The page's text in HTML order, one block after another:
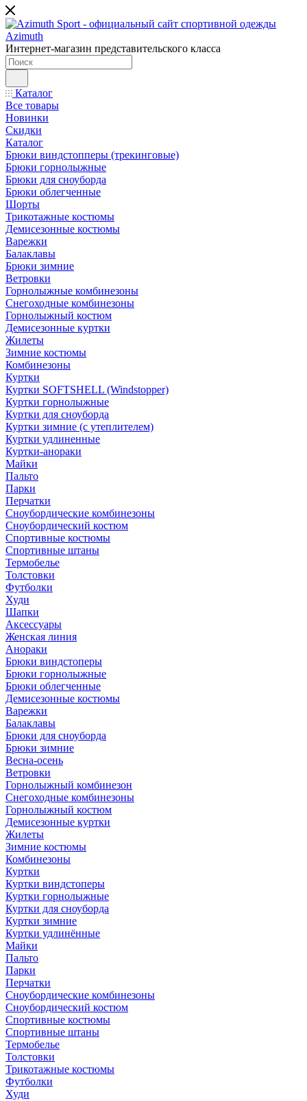
Интернет-магазин представительского класса
Каталог
Все товары
Новинки
Скидки
Каталог
Брюки виндстопперы (трекинговые)
Брюки горнолыжные
Брюки для сноуборда
Брюки облегченные
Шорты
Трикотажные костюмы
Демисезонные костюмы
Варежки
Балаклавы
Брюки зимние
Ветровки
Горнолыжные комбинезоны
Снегоходные комбинезоны
Горнолыжный костюм
Демисезонные куртки
Жилеты
Зимние костюмы
Комбинезоны
Куртки
Куртки SOFTSHELL (Windstopper)
Куртки горнолыжные
Куртки для сноуборда
Куртки зимние (с утеплителем)
Куртки удлиненные
Куртки-анораки
Майки
Пальто
Парки
Перчатки
Сноубордические комбинезоны
Сноубордический костюм
Спортивные костюмы
Спортивные штаны
Термобелье
Толстовки
Футболки
Худи
Шапки
Аксессуары
Женская линия
Анораки
Брюки виндстоперы
Брюки горнолыжные
Брюки облегченные
Демисезонные костюмы
Варежки
Балаклавы
Брюки для сноуборда
Брюки зимние
Весна-осень
Ветровки
Горнолыжный комбинезон
Снегоходные комбинезоны
Горнолыжный костюм
Демисезонные куртки
Жилеты
Зимние костюмы
Комбинезоны
Куртки
Куртки виндстоперы
Куртки горнолыжные
Куртки для сноуборда
Куртки зимние
Куртки удлинённые
Майки
Пальто
Парки
Перчатки
Сноубордические комбинезоны
Сноубордический костюм
Спортивные костюмы
Спортивные штаны
Термобелье
Толстовки
Трикотажные костюмы
Футболки
Худи